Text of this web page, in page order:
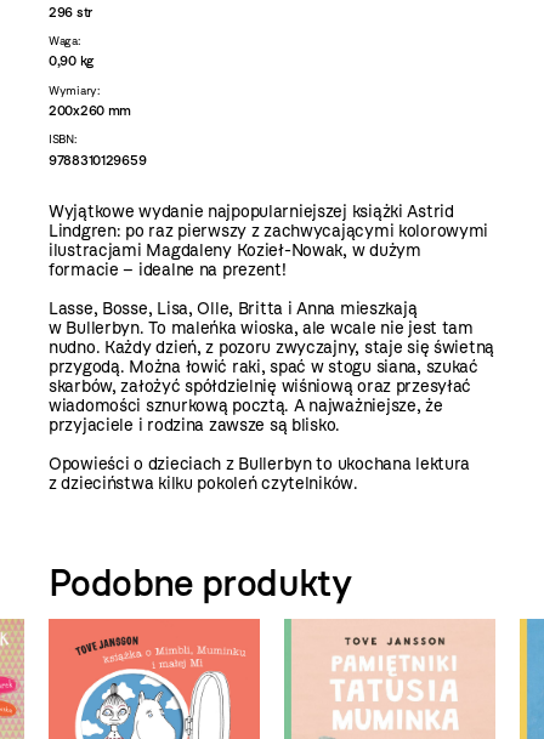
296 str
Waga:
0,90 kg
Wymiary:
200x260 mm
ISBN:
9788310129659
Wyjątkowe wydanie najpopularniejszej książki Astrid
Lindgren: po raz pierwszy z zachwycającymi kolorowymi
ilustracjami Magdaleny Kozieł-Nowak, w dużym
formacie – idealne na prezent!
Lasse, Bosse, Lisa, Olle, Britta i Anna mieszkają
w Bullerbyn. To maleńka wioska, ale wcale nie jest tam
nudno. Każdy dzień, z pozoru zwyczajny, staje się świetną
przygodą. Można łowić raki, spać w stogu siana, szukać
skarbów, założyć spółdzielnię wiśniową oraz przesyłać
wiadomości sznurkową pocztą. A najważniejsze, że
przyjaciele i rodzina zawsze są blisko.
Opowieści o dzieciach z Bullerbyn to ukochana lektura
z dzieciństwa kilku pokoleń czytelników.
Podobne produkty